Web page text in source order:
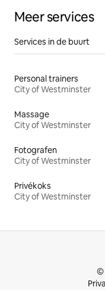
Meer services
Services in de buurt
Personal trainers
City of Westminster
Massage
City of Westminster
Fotografen
City of Westminster
Privékoks
City of Westminster
©